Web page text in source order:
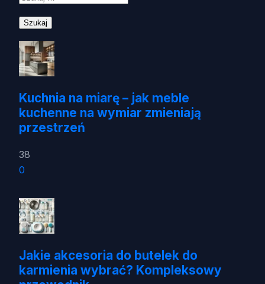
Kuchnia na miarę – jak meble
kuchenne na wymiar zmieniają
przestrzeń
38
0
Jakie akcesoria do butelek do
karmienia wybrać? Kompleksowy